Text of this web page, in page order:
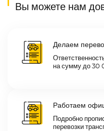
Вы можете нам
Делаем
на сумму до 30
Работаем
Подробно
перевозки